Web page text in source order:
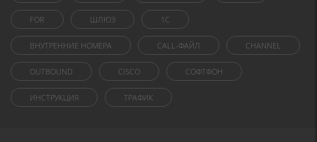
FOR ШЛЮЗ 1C
ВНУТРЕННИЕ НОМЕРА CALL-ФАЙЛ CHANNEL
OUTBOUND CISCO СОФТФОН
ИНСТРУКЦИЯ ТРАФИК